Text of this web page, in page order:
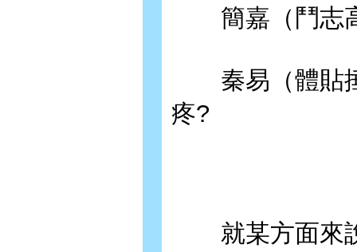
簡嘉（鬥志高
秦易（體貼捶
疼?
就某方面來說